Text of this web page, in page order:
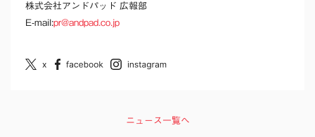
株式会社アンドパッド 広報部
E-mail:pr@andpad.co.jp
ニュース一覧へ